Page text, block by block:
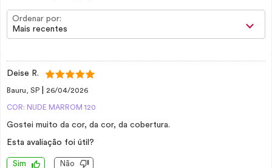
Ordenar por:
Mais recentes
Deise R.
Bauru, SP 26/04/2026
COR: NUDE MARROM 120
Gostei muito da cor, da cor, da cobertura.
Esta avaliação foi útil?
Sim Não